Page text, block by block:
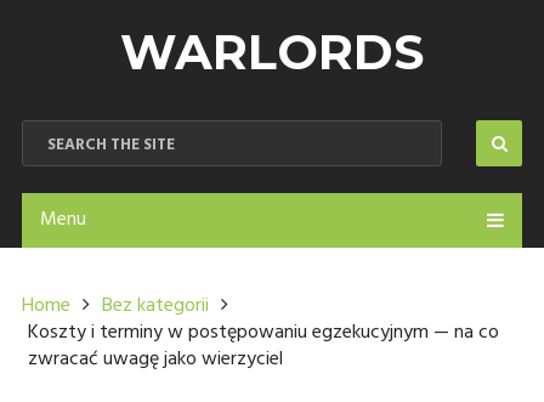
WARLORDS
Menu
Home
Bez kategorii
Koszty i terminy w postępowaniu egzekucyjnym — na co
zwracać uwagę jako wierzyciel